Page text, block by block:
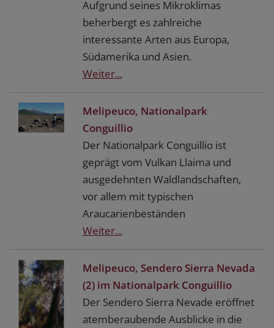
Aufgrund seines Mikroklimas
beherbergt es zahlreiche
interessante Arten aus Europa,
Südamerika und Asien.
Weiter...
Melipeuco, Nationalpark
Conguillio
Der Nationalpark Conguillio ist
geprägt vom Vulkan Llaima und
ausgedehnten Waldlandschaften,
vor allem mit typischen
Araucarienbeständen
Weiter...
Melipeuco, Sendero Sierra Nevada
(2) im Nationalpark Conguillio
Der Sendero Sierra Nevade eröffnet
atemberaubende Ausblicke in die